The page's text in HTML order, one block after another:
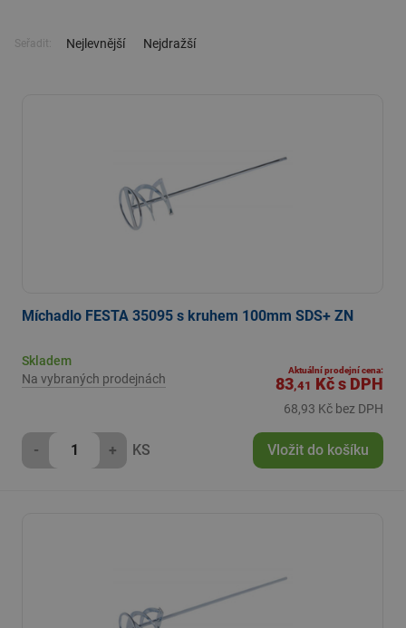
Seřadit: Nejlevnější Nejdražší
Míchadlo FESTA 35095 s kruhem 100mm SDS+ ZN
Skladem
Na vybraných prodejnách
Aktuální prodejní cena:
83,41 Kčs DPH
68,93 Kč bez DPH
- + KS Vložit do košíku